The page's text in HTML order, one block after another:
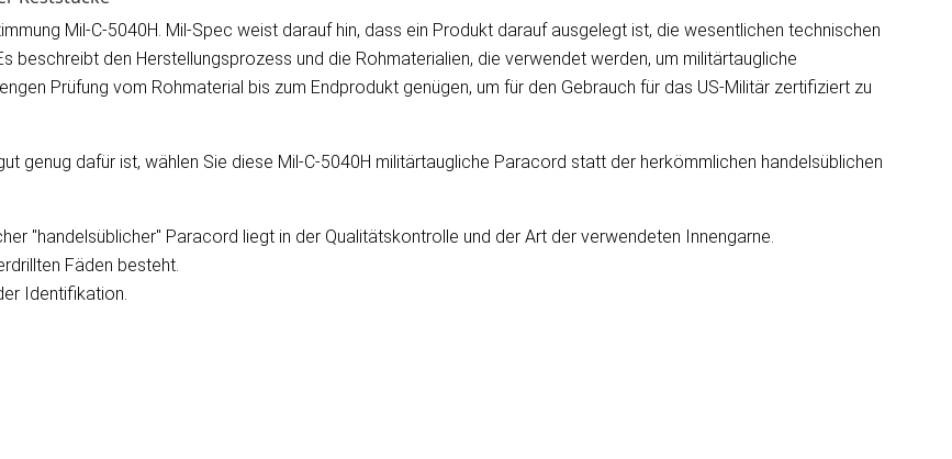
Mil-C-5040H. Mil-Spec weist darauf hin, dass ein Produkt darauf ausgelegt ist, die wesentlichen technischen
beschreibt den Herstellungsprozess und die Rohmaterialien, die verwendet werden, um militärtaugliche
Prüfung vom Rohmaterial bis zum Endprodukt genügen, um für den Gebrauch für das US-Militär zertifiziert zu
genug dafür ist, wählen Sie diese Mil-C-5040H militärtaugliche Paracord statt der herkömmlichen handelsüblichen
"handelsüblicher" Paracord liegt in der Qualitätskontrolle und der Art der verwendeten Innengarne.
Fäden besteht.
Identifikation.